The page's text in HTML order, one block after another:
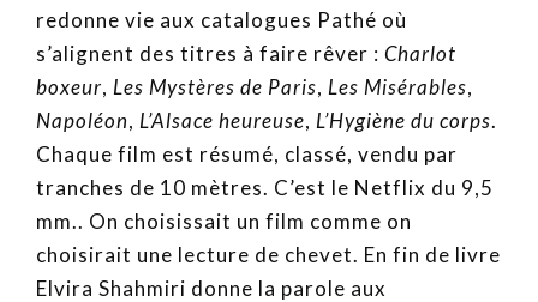
redonne vie aux catalogues Pathé où
s’alignent des titres à faire rêver : Charlot
boxeur, Les Mystères de Paris, Les Misérables,
Napoléon, L’Alsace heureuse, L’Hygiène du corps.
Chaque film est résumé, classé, vendu par
tranches de 10 mètres. C’est le Netflix du 9,5
mm.. On choisissait un film comme on
choisirait une lecture de chevet. En fin de livre
Elvira Shahmiri donne la parole aux